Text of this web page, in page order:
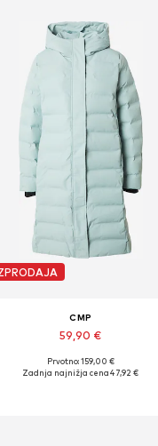
CMP
59,90 €
Prvotno: 159,00 €
Zadnja najnižja cena47,92 €